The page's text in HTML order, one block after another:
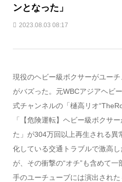
ンとなった」
2023.08.03 08:17
現役のヘビー級ボクサーがユー
がバズった。元WBCアジアヘビ
式チャンネルの「樋高リオ
「【危険運転】ヘビー級ボクサ
た」が304万回以上再生される異
化している交通トラブルで激高
が、その衝撃の“オチ”も含めて
手のユーチューブには演出され